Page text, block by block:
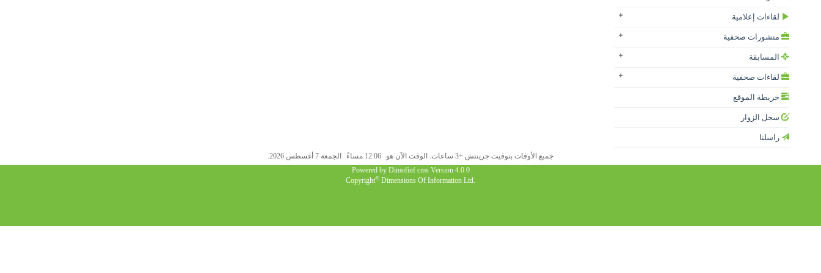
لقاءات إعلامية
منشورات صحفية
المسابقة
لقاءات صحفية
خريطة الموقع
سجل الزوار
راسلنا
جميع الأوقات بتوقيت جرينتش +3 ساعات. الوقت الآن هو 12:06 مساءً
الجمعة 7 أغسطس 2026.
Powered by Dimofinf cmsVersion 4.0.0
Copyright© Dimensions Of Information Ltd.